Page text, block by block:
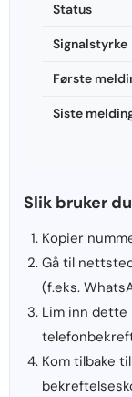
Status
Signalstyrke
Første
Siste
Slik bruker
Kopier
Gå til
(f.eks.
Lim inn
Kom tilbake